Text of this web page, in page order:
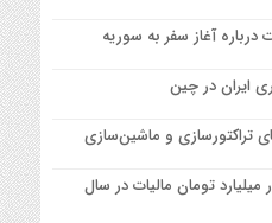
آغاز سفر به سوریه
ایران در چین
تراکتورسازی و ماشین‌سازی
وصول ۴۵۰هزار میلیارد تومان مالیات در سال